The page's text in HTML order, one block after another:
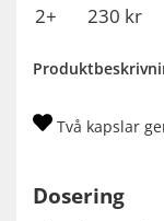
2+
230 kr
Två kapslar
Dosering